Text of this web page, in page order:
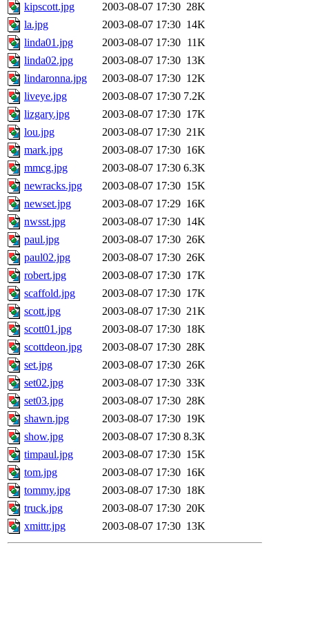
kipscott.jpg
2003-08-07 17:30 28K
la.jpg
2003-08-07 17:30 14K
linda01.jpg
2003-08-07 17:30 11K
linda02.jpg
2003-08-07 17:30 13K
lindaronna.jpg
2003-08-07 17:30 12K
liveye.jpg
2003-08-07 17:30 7.2K
lizgary.jpg
2003-08-07 17:30 17K
lou.jpg
2003-08-07 17:30 21K
mark.jpg
2003-08-07 17:30 16K
mmcg.jpg
2003-08-07 17:30 6.3K
newracks.jpg
2003-08-07 17:30 15K
newset.jpg
2003-08-07 17:29 16K
nwsst.jpg
2003-08-07 17:30 14K
paul.jpg
2003-08-07 17:30 26K
paul02.jpg
2003-08-07 17:30 26K
robert.jpg
2003-08-07 17:30 17K
scaffold.jpg
2003-08-07 17:30 17K
scott.jpg
2003-08-07 17:30 21K
scott01.jpg
2003-08-07 17:30 18K
scottdeon.jpg
2003-08-07 17:30 28K
set.jpg
2003-08-07 17:30 26K
set02.jpg
2003-08-07 17:30 33K
set03.jpg
2003-08-07 17:30 28K
shawn.jpg
2003-08-07 17:30 19K
show.jpg
2003-08-07 17:30 8.3K
timpaul.jpg
2003-08-07 17:30 15K
tom.jpg
2003-08-07 17:30 16K
tommy.jpg
2003-08-07 17:30 18K
truck.jpg
2003-08-07 17:30 20K
xmittr.jpg
2003-08-07 17:30 13K